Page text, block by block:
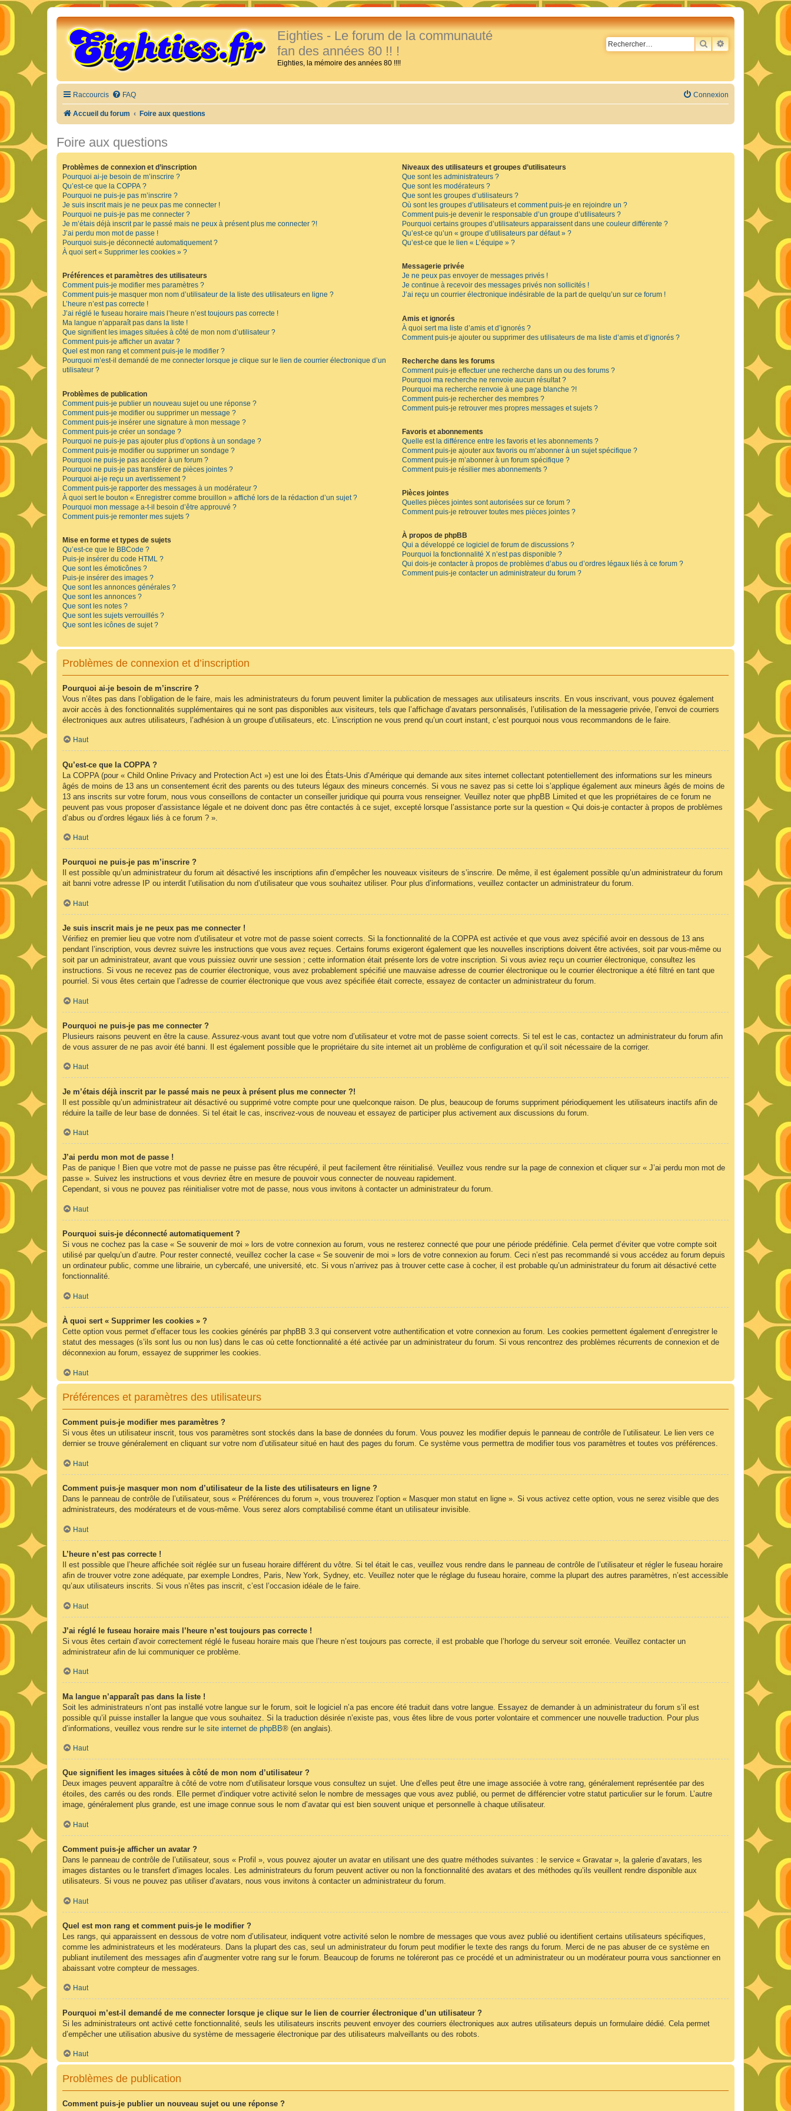
Eighties - Le forum de la communauté
fan des années 80 !! !
Eighties, la mémoire des années 80 !!!!
RECHERCHER
RECHERCHE
Raccourcis FAQ Connexion
Accueil du forum Foire aux questions
Foire aux questions
Problèmes de connexion et d’inscription
Pourquoi ai-je besoin de m’inscrire ?
Qu’est-ce que la COPPA ?
Pourquoi ne puis-je pas m’inscrire ?
Je suis inscrit mais je ne peux pas me connecter !
Pourquoi ne puis-je pas me connecter ?
Je m’étais déjà inscrit par le passé mais ne peux à présent plus me connecter ?!
J’ai perdu mon mot de passe !
Pourquoi suis-je déconnecté automatiquement ?
À quoi sert « Supprimer les cookies » ?
Préférences et paramètres des utilisateurs
Comment puis-je modifier mes paramètres ?
Comment puis-je masquer mon nom d’utilisateur de la liste des utilisateurs en ligne ?
L’heure n’est pas correcte !
J’ai réglé le fuseau horaire mais l’heure n’est toujours pas correcte !
Ma langue n’apparaît pas dans la liste !
Que signifient les images situées à côté de mon nom d’utilisateur ?
Comment puis-je afficher un avatar ?
Quel est mon rang et comment puis-je le modifier ?
Pourquoi m’est-il demandé de me connecter lorsque je clique sur le lien de courrier électronique d’un
utilisateur ?
Problèmes de publication
Comment puis-je publier un nouveau sujet ou une réponse ?
Comment puis-je modifier ou supprimer un message ?
Comment puis-je insérer une signature à mon message ?
Comment puis-je créer un sondage ?
Pourquoi ne puis-je pas ajouter plus d’options à un sondage ?
Comment puis-je modifier ou supprimer un sondage ?
Pourquoi ne puis-je pas accéder à un forum ?
Pourquoi ne puis-je pas transférer de pièces jointes ?
Pourquoi ai-je reçu un avertissement ?
Comment puis-je rapporter des messages à un modérateur ?
À quoi sert le bouton « Enregistrer comme brouillon » affiché lors de la rédaction d’un sujet ?
Pourquoi mon message a-t-il besoin d’être approuvé ?
Comment puis-je remonter mes sujets ?
Mise en forme et types de sujets
Qu’est-ce que le BBCode ?
Puis-je insérer du code HTML ?
Que sont les émoticônes ?
Puis-je insérer des images ?
Que sont les annonces générales ?
Que sont les annonces ?
Que sont les notes ?
Que sont les sujets verrouillés ?
Que sont les icônes de sujet ?
Niveaux des utilisateurs et groupes d’utilisateurs
Que sont les administrateurs ?
Que sont les modérateurs ?
Que sont les groupes d’utilisateurs ?
Où sont les groupes d’utilisateurs et comment puis-je en rejoindre un ?
Comment puis-je devenir le responsable d’un groupe d’utilisateurs ?
Pourquoi certains groupes d’utilisateurs apparaissent dans une couleur différente ?
Qu’est-ce qu’un « groupe d’utilisateurs par défaut » ?
Qu’est-ce que le lien « L’équipe » ?
Messagerie privée
Je ne peux pas envoyer de messages privés !
Je continue à recevoir des messages privés non sollicités !
J’ai reçu un courrier électronique indésirable de la part de quelqu’un sur ce forum !
Amis et ignorés
À quoi sert ma liste d’amis et d’ignorés ?
Comment puis-je ajouter ou supprimer des utilisateurs de ma liste d’amis et d’ignorés ?
Recherche dans les forums
Comment puis-je effectuer une recherche dans un ou des forums ?
Pourquoi ma recherche ne renvoie aucun résultat ?
Pourquoi ma recherche renvoie à une page blanche ?!
Comment puis-je rechercher des membres ?
Comment puis-je retrouver mes propres messages et sujets ?
Favoris et abonnements
Quelle est la différence entre les favoris et les abonnements ?
Comment puis-je ajouter aux favoris ou m’abonner à un sujet spécifique ?
Comment puis-je m’abonner à un forum spécifique ?
Comment puis-je résilier mes abonnements ?
Pièces jointes
Quelles pièces jointes sont autorisées sur ce forum ?
Comment puis-je retrouver toutes mes pièces jointes ?
À propos de phpBB
Qui a développé ce logiciel de forum de discussions ?
Pourquoi la fonctionnalité X n’est pas disponible ?
Qui dois-je contacter à propos de problèmes d’abus ou d’ordres légaux liés à ce forum ?
Comment puis-je contacter un administrateur du forum ?
Problèmes de connexion et d’inscription
Pourquoi ai-je besoin de m’inscrire ?
Vous n’êtes pas dans l’obligation de le faire, mais les administrateurs du forum peuvent limiter la publication de messages aux utilisateurs inscrits. En vous inscrivant, vous pouvez également
avoir accès à des fonctionnalités supplémentaires qui ne sont pas disponibles aux visiteurs, tels que l’affichage d’avatars personnalisés, l’utilisation de la messagerie privée, l’envoi de courriers
électroniques aux autres utilisateurs, l’adhésion à un groupe d’utilisateurs, etc. L’inscription ne vous prend qu’un court instant, c’est pourquoi nous vous recommandons de le faire.
Haut
Qu’est-ce que la COPPA ?
La COPPA (pour « Child Online Privacy and Protection Act ») est une loi des États-Unis d’Amérique qui demande aux sites internet collectant potentiellement des informations sur les mineurs
âgés de moins de 13 ans un consentement écrit des parents ou des tuteurs légaux des mineurs concernés. Si vous ne savez pas si cette loi s’applique également aux mineurs âgés de moins de
13 ans inscrits sur votre forum, nous vous conseillons de contacter un conseiller juridique qui pourra vous renseigner. Veuillez noter que phpBB Limited et que les propriétaires de ce forum ne
peuvent pas vous proposer d’assistance légale et ne doivent donc pas être contactés à ce sujet, excepté lorsque l’assistance porte sur la question « Qui dois-je contacter à propos de problèmes
d’abus ou d’ordres légaux liés à ce forum ? ».
Haut
Pourquoi ne puis-je pas m’inscrire ?
Il est possible qu’un administrateur du forum ait désactivé les inscriptions afin d’empêcher les nouveaux visiteurs de s’inscrire. De même, il est également possible qu’un administrateur du forum
ait banni votre adresse IP ou interdit l’utilisation du nom d’utilisateur que vous souhaitez utiliser. Pour plus d’informations, veuillez contacter un administrateur du forum.
Haut
Je suis inscrit mais je ne peux pas me connecter !
Vérifiez en premier lieu que votre nom d’utilisateur et votre mot de passe soient corrects. Si la fonctionnalité de la COPPA est activée et que vous avez spécifié avoir en dessous de 13 ans
pendant l’inscription, vous devrez suivre les instructions que vous avez reçues. Certains forums exigeront également que les nouvelles inscriptions doivent être activées, soit par vous-même ou
soit par un administrateur, avant que vous puissiez ouvrir une session ; cette information était présente lors de votre inscription. Si vous aviez reçu un courrier électronique, consultez les
instructions. Si vous ne recevez pas de courrier électronique, vous avez probablement spécifié une mauvaise adresse de courrier électronique ou le courrier électronique a été filtré en tant que
pourriel. Si vous êtes certain que l’adresse de courrier électronique que vous avez spécifiée était correcte, essayez de contacter un administrateur du forum.
Haut
Pourquoi ne puis-je pas me connecter ?
Plusieurs raisons peuvent en être la cause. Assurez-vous avant tout que votre nom d’utilisateur et votre mot de passe soient corrects. Si tel est le cas, contactez un administrateur du forum afin
de vous assurer de ne pas avoir été banni. Il est également possible que le propriétaire du site internet ait un problème de configuration et qu’il soit nécessaire de la corriger.
Haut
Je m’étais déjà inscrit par le passé mais ne peux à présent plus me connecter ?!
Il est possible qu’un administrateur ait désactivé ou supprimé votre compte pour une quelconque raison. De plus, beaucoup de forums suppriment périodiquement les utilisateurs inactifs afin de
réduire la taille de leur base de données. Si tel était le cas, inscrivez-vous de nouveau et essayez de participer plus activement aux discussions du forum.
Haut
J’ai perdu mon mot de passe !
Pas de panique ! Bien que votre mot de passe ne puisse pas être récupéré, il peut facilement être réinitialisé. Veuillez vous rendre sur la page de connexion et cliquer sur « J’ai perdu mon mot de
passe ». Suivez les instructions et vous devriez être en mesure de pouvoir vous connecter de nouveau rapidement.
Cependant, si vous ne pouvez pas réinitialiser votre mot de passe, nous vous invitons à contacter un administrateur du forum.
Haut
Pourquoi suis-je déconnecté automatiquement ?
Si vous ne cochez pas la case « Se souvenir de moi » lors de votre connexion au forum, vous ne resterez connecté que pour une période prédéfinie. Cela permet d’éviter que votre compte soit
utilisé par quelqu’un d’autre. Pour rester connecté, veuillez cocher la case « Se souvenir de moi » lors de votre connexion au forum. Ceci n’est pas recommandé si vous accédez au forum depuis
un ordinateur public, comme une librairie, un cybercafé, une université, etc. Si vous n’arrivez pas à trouver cette case à cocher, il est probable qu’un administrateur du forum ait désactivé cette
fonctionnalité.
Haut
À quoi sert « Supprimer les cookies » ?
Cette option vous permet d’effacer tous les cookies générés par phpBB 3.3 qui conservent votre authentification et votre connexion au forum. Les cookies permettent également d’enregistrer le
statut des messages (s’ils sont lus ou non lus) dans le cas où cette fonctionnalité a été activée par un administrateur du forum. Si vous rencontrez des problèmes récurrents de connexion et de
déconnexion au forum, essayez de supprimer les cookies.
Haut
Préférences et paramètres des utilisateurs
Comment puis-je modifier mes paramètres ?
Si vous êtes un utilisateur inscrit, tous vos paramètres sont stockés dans la base de données du forum. Vous pouvez les modifier depuis le panneau de contrôle de l’utilisateur. Le lien vers ce
dernier se trouve généralement en cliquant sur votre nom d’utilisateur situé en haut des pages du forum. Ce système vous permettra de modifier tous vos paramètres et toutes vos préférences.
Haut
Comment puis-je masquer mon nom d’utilisateur de la liste des utilisateurs en ligne ?
Dans le panneau de contrôle de l’utilisateur, sous « Préférences du forum », vous trouverez l’option « Masquer mon statut en ligne ». Si vous activez cette option, vous ne serez visible que des
administrateurs, des modérateurs et de vous-même. Vous serez alors comptabilisé comme étant un utilisateur invisible.
Haut
L’heure n’est pas correcte !
Il est possible que l’heure affichée soit réglée sur un fuseau horaire différent du vôtre. Si tel était le cas, veuillez vous rendre dans le panneau de contrôle de l’utilisateur et régler le fuseau horaire
afin de trouver votre zone adéquate, par exemple Londres, Paris, New York, Sydney, etc. Veuillez noter que le réglage du fuseau horaire, comme la plupart des autres paramètres, n’est accessible
qu’aux utilisateurs inscrits. Si vous n’êtes pas inscrit, c’est l’occasion idéale de le faire.
Haut
J’ai réglé le fuseau horaire mais l’heure n’est toujours pas correcte !
Si vous êtes certain d’avoir correctement réglé le fuseau horaire mais que l’heure n’est toujours pas correcte, il est probable que l’horloge du serveur soit erronée. Veuillez contacter un
administrateur afin de lui communiquer ce problème.
Haut
Ma langue n’apparaît pas dans la liste !
Soit les administrateurs n’ont pas installé votre langue sur le forum, soit le logiciel n’a pas encore été traduit dans votre langue. Essayez de demander à un administrateur du forum s’il est
possible qu’il puisse installer la langue que vous souhaitez. Si la traduction désirée n’existe pas, vous êtes libre de vous porter volontaire et commencer une nouvelle traduction. Pour plus
d’informations, veuillez vous rendre sur le site internet de phpBB® (en anglais).
Haut
Que signifient les images situées à côté de mon nom d’utilisateur ?
Deux images peuvent apparaître à côté de votre nom d’utilisateur lorsque vous consultez un sujet. Une d’elles peut être une image associée à votre rang, généralement représentée par des
étoiles, des carrés ou des ronds. Elle permet d’indiquer votre activité selon le nombre de messages que vous avez publié, ou permet de différencier votre statut particulier sur le forum. L’autre
image, généralement plus grande, est une image connue sous le nom d’avatar qui est bien souvent unique et personnelle à chaque utilisateur.
Haut
Comment puis-je afficher un avatar ?
Dans le panneau de contrôle de l’utilisateur, sous « Profil », vous pouvez ajouter un avatar en utilisant une des quatre méthodes suivantes : le service « Gravatar », la galerie d’avatars, les
images distantes ou le transfert d’images locales. Les administrateurs du forum peuvent activer ou non la fonctionnalité des avatars et des méthodes qu’ils veuillent rendre disponible aux
utilisateurs. Si vous ne pouvez pas utiliser d’avatars, nous vous invitons à contacter un administrateur du forum.
Haut
Quel est mon rang et comment puis-je le modifier ?
Les rangs, qui apparaissent en dessous de votre nom d’utilisateur, indiquent votre activité selon le nombre de messages que vous avez publié ou identifient certains utilisateurs spécifiques,
comme les administrateurs et les modérateurs. Dans la plupart des cas, seul un administrateur du forum peut modifier le texte des rangs du forum. Merci de ne pas abuser de ce système en
publiant inutilement des messages afin d’augmenter votre rang sur le forum. Beaucoup de forums ne toléreront pas ce procédé et un administrateur ou un modérateur pourra vous sanctionner en
abaissant votre compteur de messages.
Haut
Pourquoi m’est-il demandé de me connecter lorsque je clique sur le lien de courrier électronique d’un utilisateur ?
Si les administrateurs ont activé cette fonctionnalité, seuls les utilisateurs inscrits peuvent envoyer des courriers électroniques aux autres utilisateurs depuis un formulaire dédié. Cela permet
d’empêcher une utilisation abusive du système de messagerie électronique par des utilisateurs malveillants ou des robots.
Haut
Problèmes de publication
Comment puis-je publier un nouveau sujet ou une réponse ?